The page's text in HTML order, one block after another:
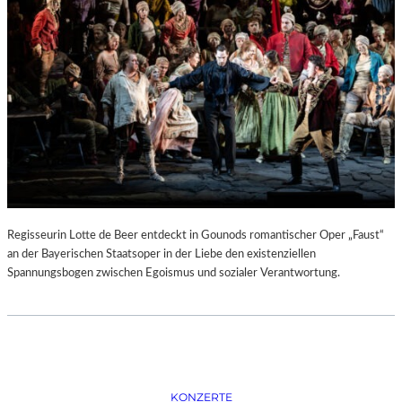
–
K
Ü
N
S
T
L
E
R
,
T
M
Regisseurin Lotte de Beer entdeckt in Gounods romantischer Oper „Faust“
an der Bayerischen Staatsoper in der Liebe den existenziellen
Spannungsbogen zwischen Egoismus und sozialer Verantwortung.
KONZERTE